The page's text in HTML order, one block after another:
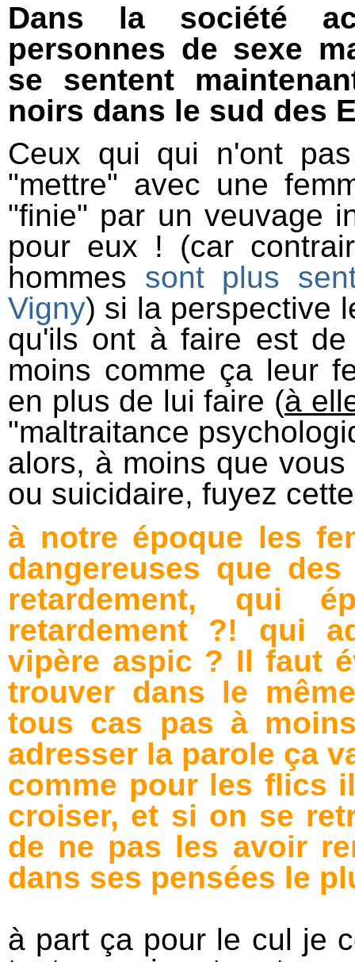
Dans la société
personnes de sexe
se sentent
noirs dans le sud des
Ceux qui qui n'ont
"mettre" avec une
"finie" par un veuvage
pour eux ! (car
hommes sont plus
Vigny) si la perspective
qu'ils ont à faire est
moins comme ça leur
en plus de lui faire (à
"maltraitance
alors, à moins que
ou suicidaire, fuyez
à notre époque les
dangereuses que
retardement, qui
retardement ?! qui
vipère aspic ? Il faut
trouver dans le
tous cas pas à
adresser la parole ça
comme pour les flics
croiser, et si on se
de ne pas les avoir
dans ses pensées le
à part ça pour le cul je